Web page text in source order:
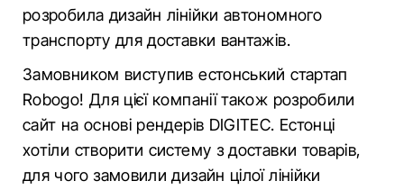
розробила дизайн лінійки автономного
транспорту для доставки вантажів.
Замовником виступив естонський стартап
Robogo! Для цієї компанії також розробили
сайт на основі рендерів DIGITEС. Естонці
хотіли створити систему з доставки товарів,
для чого замовили дизайн цілої лінійки